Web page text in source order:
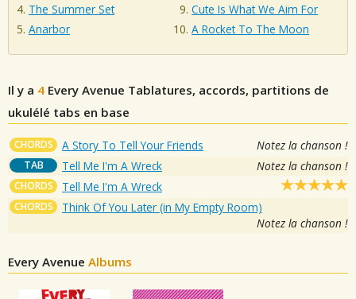
The Summer Set
Anarbor
Cute Is What We Aim For
A Rocket To The Moon
Il y a 4 Every Avenue Tablatures, accords, partitions de
ukulélé tabs en base
CHORDS A Story To Tell Your Friends Notez la chanson !
TAB Tell Me I'm A Wreck Notez la chanson !
CHORDS Tell Me I'm A Wreck
CHORDS
Think Of You Later (in My Empty Room)
Notez la chanson !
Every Avenue Albums